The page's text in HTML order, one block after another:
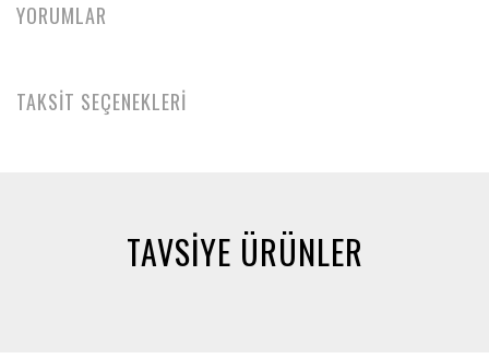
YORUMLAR
TAKSİT SEÇENEKLERİ
TAVSİYE ÜRÜNLER